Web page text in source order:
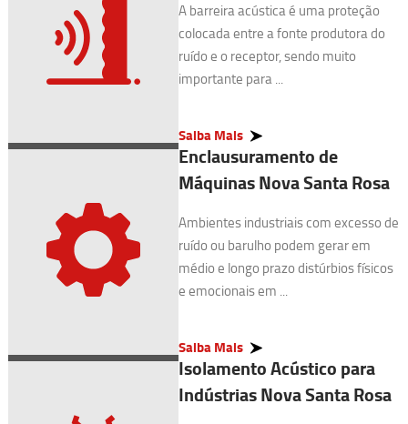
A barreira acústica é uma proteção
colocada entre a fonte produtora do
ruído e o receptor, sendo muito
importante para ...
Saiba Mais
Enclausuramento de
Máquinas Nova Santa Rosa
Ambientes industriais com excesso de
ruído ou barulho podem gerar em
médio e longo prazo distúrbios físicos
e emocionais em ...
Saiba Mais
Isolamento Acústico para
Indústrias Nova Santa Rosa